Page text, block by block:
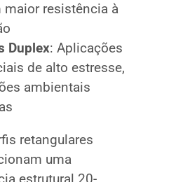
maior resistência à
Duplex: Aplicações
de alto estresse,
ambientais
retangulares
uma